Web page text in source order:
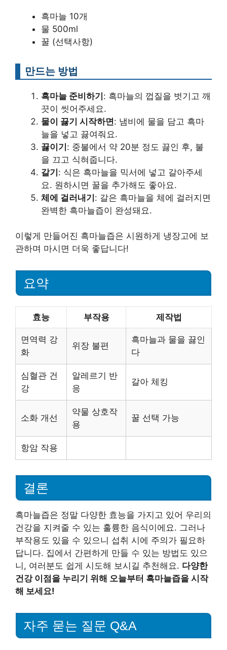
흑마늘 10개
물 500ml
꿀 (선택사항)
만드는 방법
흑마늘 준비하기: 흑마늘의 껍질을 벗기고 깨
끗이 씻어주세요.
물이 끓기 시작하면: 냄비에 물을 담고 흑마
늘을 넣고 끓여줘요.
끓이기: 중불에서 약 20분 정도 끓인 후, 불
을 끄고 식혀줍니다.
갈기: 식은 흑마늘을 믹서에 넣고 갈아주세
요. 원하시면 꿀을 추가해도 좋아요.
체에 걸러내기: 갈은 흑마늘을 체에 걸러지면
완벽한 흑마늘즙이 완성돼요.
이렇게 만들어진 흑마늘즙은 시원하게 냉장고에 보
관하며 마시면 더욱 좋답니다!
요약
효능 부작용 제작법
면역력 강
화
위장 불편
흑마늘과 물을 끓인
다
심혈관 건
강
알레르기 반
응
갈아 체킹
소화 개선
약물 상호작
용
꿀 선택 가능
항암 작용
결론
흑마늘즙은 정말 다양한 효능을 가지고 있어 우리의
건강을 지켜줄 수 있는 훌륭한 음식이에요. 그러나
부작용도 있을 수 있으니 섭취 시에 주의가 필요하
답니다. 집에서 간편하게 만들 수 있는 방법도 있으
니, 여러분도 쉽게 시도해 보시길 추천해요. 다양한
건강 이점을 누리기 위해 오늘부터 흑마늘즙을 시작
해 보세요!
자주 묻는 질문 Q&A